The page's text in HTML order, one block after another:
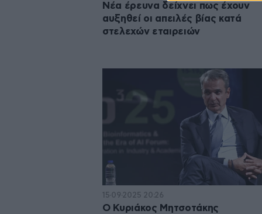
Νέα έρευνα δείχνει πως έχουν
αυξηθεί οι απειλές βίας κατά
στελεχών εταιρειών
15·09·2025 20:26
Ο Κυριάκος Μητσοτάκης